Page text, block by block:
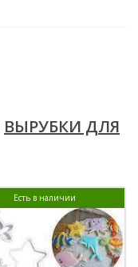
ВЫРУБКИ ДЛЯ
Есть в наличии